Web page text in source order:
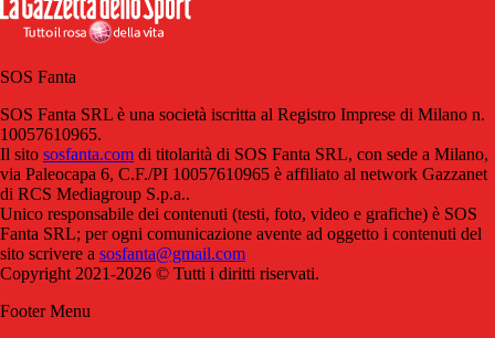
SOS Fanta
SOS Fanta SRL è una società iscritta al Registro Imprese di Milano n.
10057610965.
Il sito sosfanta.com di titolarità di SOS Fanta SRL, con sede a Milano,
via Paleocapa 6, C.F./PI 10057610965 è affiliato al network Gazzanet
di RCS Mediagroup S.p.a..
Unico responsabile dei contenuti (testi, foto, video e grafiche) è SOS
Fanta SRL; per ogni comunicazione avente ad oggetto i contenuti del
sito scrivere a sosfanta@gmail.com
Copyright 2021-2026 © Tutti i diritti riservati.
Footer Menu